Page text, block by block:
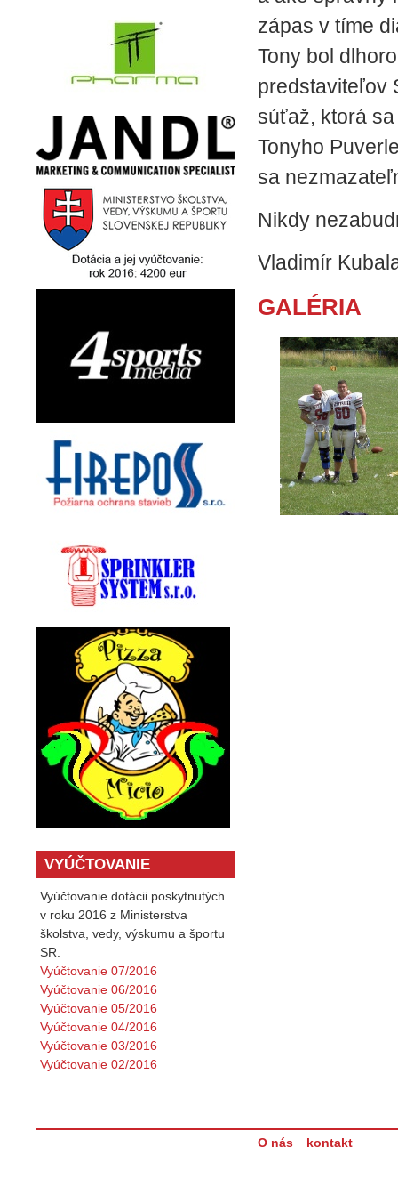
VYÚČTOVANIE
Vyúčtovanie dotácii poskytnutých
v roku 2016 z Ministerstva
školstva, vedy, výskumu a športu
SR.
Vyúčtovanie 07/2016
Vyúčtovanie 06/2016
Vyúčtovanie 05/2016
Vyúčtovanie 04/2016
Vyúčtovanie 03/2016
Vyúčtovanie 02/2016
zápas v tíme
Tony bol
predstaviteľov
súťaž, ktorá
Tonyho
sa
Nikdy
Vladimír
GALÉRIA
O nás kontakt